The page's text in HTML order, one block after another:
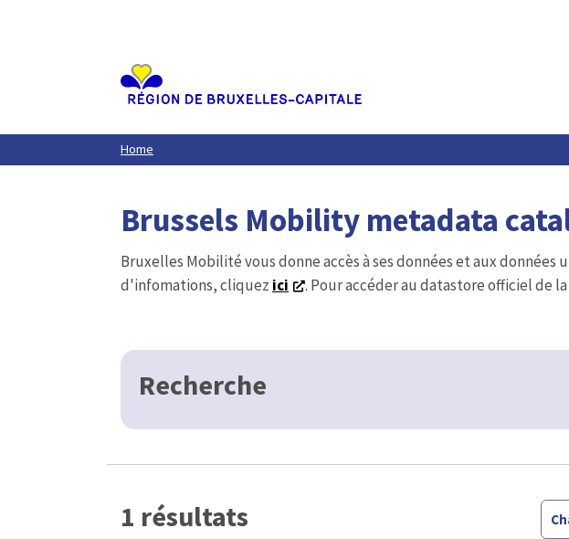
Home
Brussels Mobility metadata
Bruxelles Mobilité vous donne accès à ses données et aux
d'infomations, cliquez ici . Pour accéder au datastore officiel de
Recherche
1 résultats